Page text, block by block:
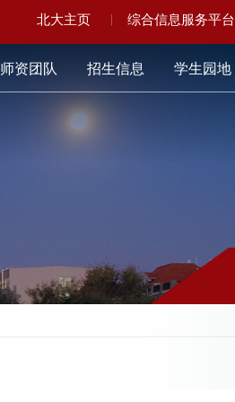
北大主页 综合信息服务平台
师资团队 招生信息 学生园地